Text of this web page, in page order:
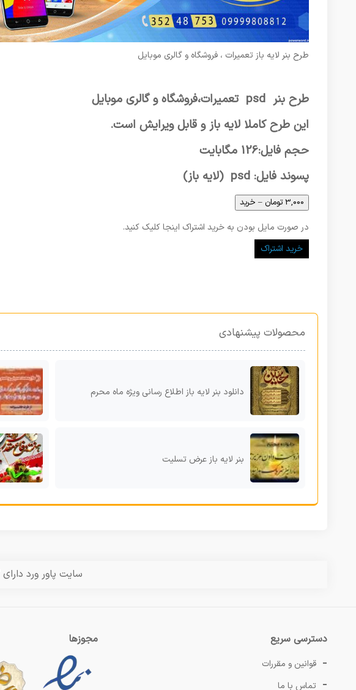
طرح بنر لایه باز تعمیرات ، فروشگاه و گالری موبایل
طرح بنر psd تعمیرات،فروشگاه و گالری موبایل
این طرح کاملا لایه باز و قابل ویرایش است.
حجم فایل:126 مگابایت
پسوند فایل: psd (لایه باز)
3,000 تومان – خرید
در صورت مایل بودن به خرید اشتراک اینجا کلیک کنید.
خرید اشتراک
محصولات پیشنهادی
دانلود بنر لایه باز اطلاع رسانی ویژه ماه محرم
بنر لایه باز عرض تسلیت
سایت پاور ورد دارای
دسترسی سریع
قوانین و مقررات
تماس با ما
مجوزها